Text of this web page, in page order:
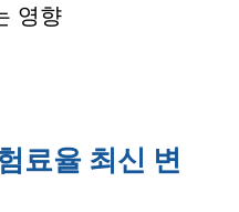
영향
료율 최신 변